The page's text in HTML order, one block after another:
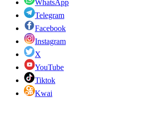
WhatsApp
Telegram
Facebook
Instagram
X
YouTube
Tiktok
Kwai